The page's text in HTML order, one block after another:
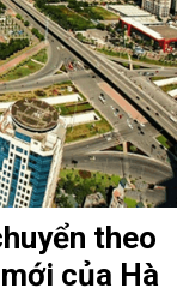
theo
của Hà